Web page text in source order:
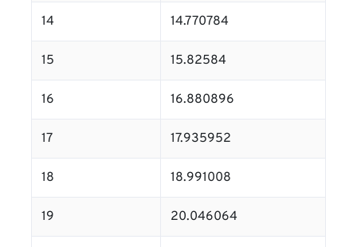
14 14.770784
15 15.82584
16 16.880896
17 17.935952
18 18.991008
19 20.046064